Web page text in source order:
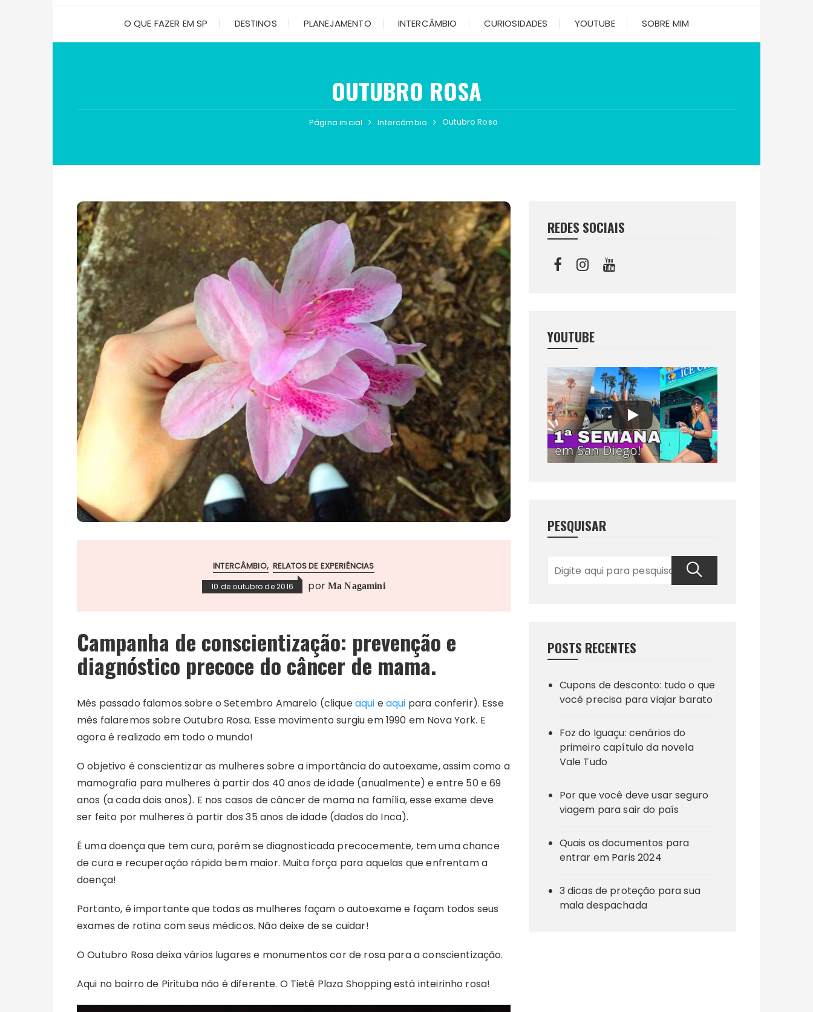
O QUE FAZER EM SP DESTINOS PLANEJAMENTO INTERCÂMBIO CURIOSIDADES YOUTUBE SOBRE MIM
OUTUBRO ROSA
Página inicial Intercâmbio Outubro Rosa
INTERCÂMBIO RELATOS DE EXPERIÊNCIAS
10 de outubro de 2016 por Ma Nagamini
Campanha de conscientização: prevenção e
diagnóstico precoce do câncer de mama.
Mês passado falamos sobre o Setembro Amarelo (cliqueaqui eaqui para conferir). Esse
mês falaremos sobre Outubro Rosa. Esse movimento surgiu em 1990 em Nova York. E
agora é realizado em todo o mundo!
O objetivo é conscientizar as mulheres sobre a importância do autoexame, assim como a
mamografia para mulheres à partir dos 40 anos de idade (anualmente) e entre 50 e 69
anos (a cada dois anos). E nos casos de câncer de mama na família, esse exame deve
ser feito por mulheres à partir dos 35 anos de idade (dados do Inca).
É uma doença que tem cura, porém se diagnosticada precocemente, tem uma chance
de cura e recuperação rápida bem maior. Muita força para aquelas que enfrentam a
doença!
Portanto, é importante que todas as mulheres façam o autoexame e façam todos seus
exames de rotina com seus médicos. Não deixe de se cuidar!
O Outubro Rosa deixa vários lugares e monumentos cor de rosa para a conscientização.
Aqui no bairro de Pirituba não é diferente. O Tietê Plaza Shopping está inteirinho rosa!
REDES SOCIAIS
YOUTUBE
PESQUISAR
POSTS RECENTES
Cupons de desconto: tudo o que
você precisa para viajar barato
Foz do Iguaçu: cenários do
primeiro capítulo da novela
Vale Tudo
Por que você deve usar seguro
viagem para sair do país
Quais os documentos para
entrar em Paris 2024
3 dicas de proteção para sua
mala despachada